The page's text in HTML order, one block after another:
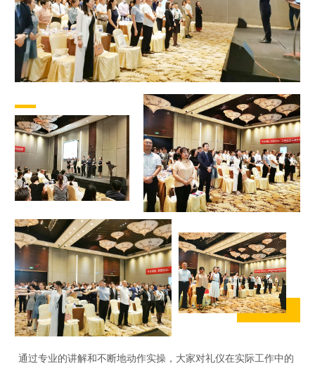
通过专业的讲解和不断地动作实操，大家对礼仪在实际工作中的